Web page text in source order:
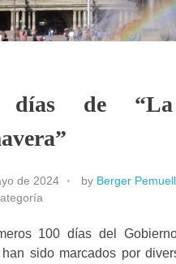
días de “La
de 2024 by Berger
100 días del
sido marcados por